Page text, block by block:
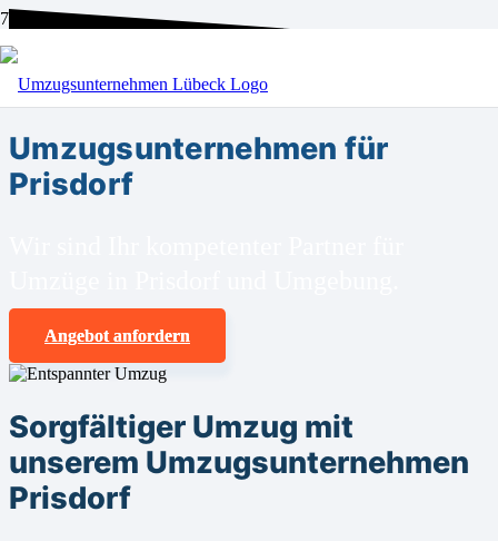
BEI UNS SIND SIE RICHTIG!
Umzugsunternehmen für
Prisdorf
Angebot anfordern
Sorgfältiger Umzug mit
unserem Umzugsunternehmen
Prisdorf